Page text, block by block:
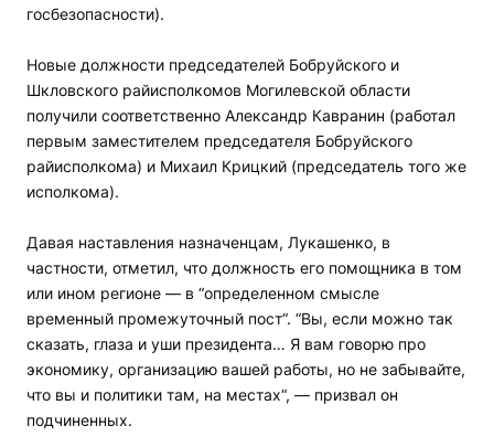
госбезопасности).
Новые должности председателей Бобруйского и
Шкловского райисполкомов Могилевской области
получили соответственно Александр Кавранин (работал
первым заместителем председателя Бобруйского
райисполкома) и Михаил Крицкий (председатель того же
исполкома).
Давая наставления назначенцам, Лукашенко, в
частности, отметил, что должность его помощника в том
или ином регионе — в “определенном смысле
временный промежуточный пост“. “Вы, если можно так
сказать, глаза и уши президента… Я вам говорю про
экономику, организацию вашей работы, но не забывайте,
что вы и политики там, на местах“, — призвал он
подчиненных.